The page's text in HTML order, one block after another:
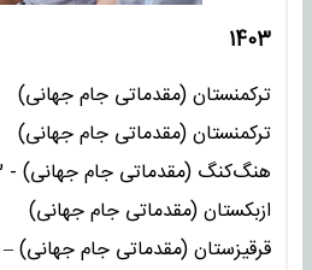
1403
ترکمنستان (مقدماتی جام جهانی)
ترکمنستان (مقدماتی جام جهانی)
هنگ‌کنگ (مقدماتی جام جهانی) - 3 گل
ازبکستان (مقدماتی جام جهانی)
قرقیزستان (مقدماتی جام جهانی) – 1 گل